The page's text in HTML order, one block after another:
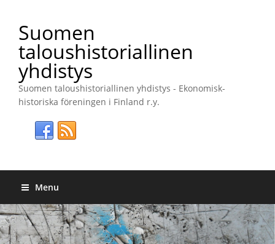
Suomen
taloushistoriallinen
yhdistys
Suomen taloushistoriallinen yhdistys - Ekonomisk-
historiska föreningen i Finland r.y.
Menu